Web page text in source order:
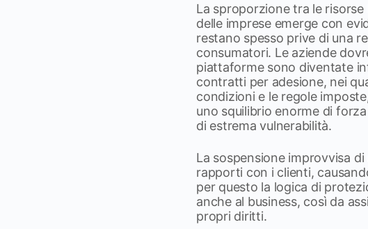
La sproporzione tra le
delle imprese emerge con
restano spesso prive di una
consumatori. Le aziende
piattaforme sono diventate
contratti per adesione, nei
condizioni e le regole
uno squilibrio enorme di
di estrema vulnerabilità.
La sospensione improvvisa
rapporti con i clienti,
per questo la logica di
anche al business, così da
propri diritti.